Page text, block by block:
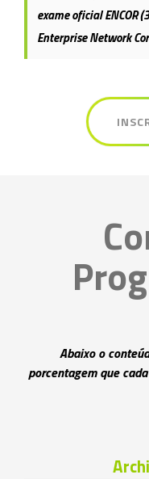
exame oficialENCOR
Enterprise Network
Abaixo o
porcentagem que